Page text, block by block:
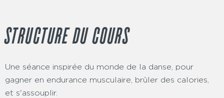
STRUCTURE DU COURS
Une séance inspirée du monde de la danse, pour
gagner en endurance musculaire, brûler des calories,
et s'assouplir.